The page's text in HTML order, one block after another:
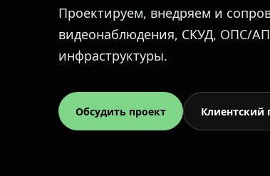
Проектируем, внедряем и
видеонаблюдения, СКУД, ОПС/
инфраструктуры.
Обсудить проект Клиентский